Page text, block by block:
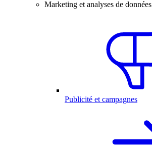
Marketing et analyses de données
Publicité et campagnes